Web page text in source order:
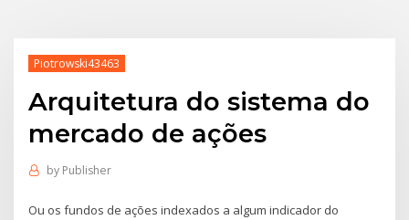
Piotrowski43463
Arquitetura do sistema do
mercado de ações
by Publisher
Ou os fundos de ações indexados a algum indicador do